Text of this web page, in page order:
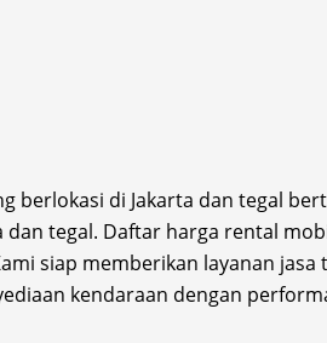
berlokasi di Jakarta dan tegal
tegal. Daftar harga rental
siap memberikan layanan
kendaraan dengan